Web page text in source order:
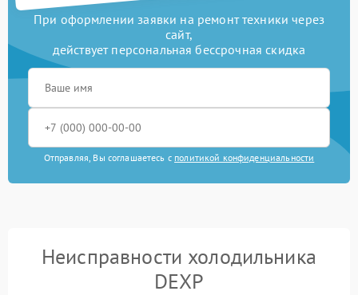
При оформлении заявки на ремонт техники через
сайт,
действует персональная бессрочная скидка
Отправляя, Вы соглашаетесь с политикой конфиденциальности
Неисправности холодильника
DEXP